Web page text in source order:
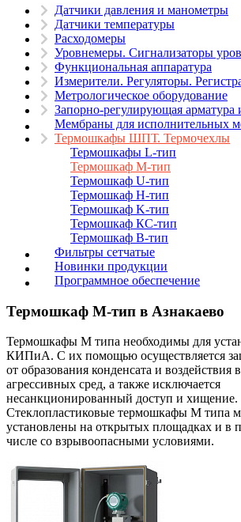
Датчики давления и манометры
Датчики температуры
Расходомеры
Уровнемеры. Сигнализаторы
Функциональная аппаратура
Измерители. Регуляторы.
Метрологическое оборудование
Запорно-регулирующая арматура
Мембраны для исполнительных
Термошкафы ШПТ. Термочехлы
Термошкафы L-тип
Термошкаф М-тип
Термошкаф U-тип
Термошкаф H-тип
Термошкаф K-тип
Термошкаф КС-тип
Термошкаф B-тип
Фильтры сетчатые
Новинки продукции
Программное обеспечение
Термошкаф М-тип в Азнакаево
Термошкафы M типа необходимы для
КИПиА. С их помощью осуществляется
от образования конденсата и
агрессивных сред, а также исключается
несанкционированный доступ и хищение.
Стеклопластиковые термошкафы М типа
установлены на открытых площадках и в
числе со взрывоопасными условиями.